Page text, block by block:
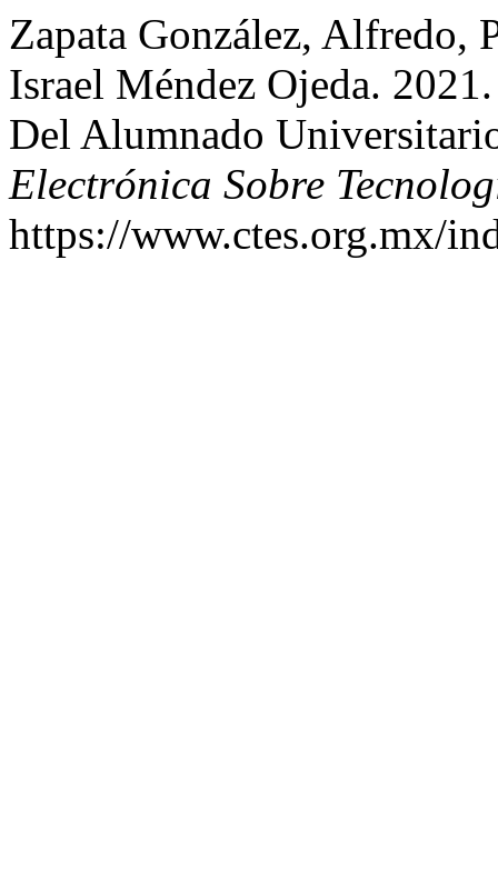
Zapata González, Alfredo,
Israel Méndez Ojeda.
Del Alumnado
Electrónica Sobre
https://www.ctes.org.mx/